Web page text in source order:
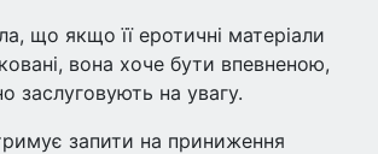
що якщо її еротичні матеріали
вона хоче бути впевненою,
заслуговують на увагу.
запити на приниження